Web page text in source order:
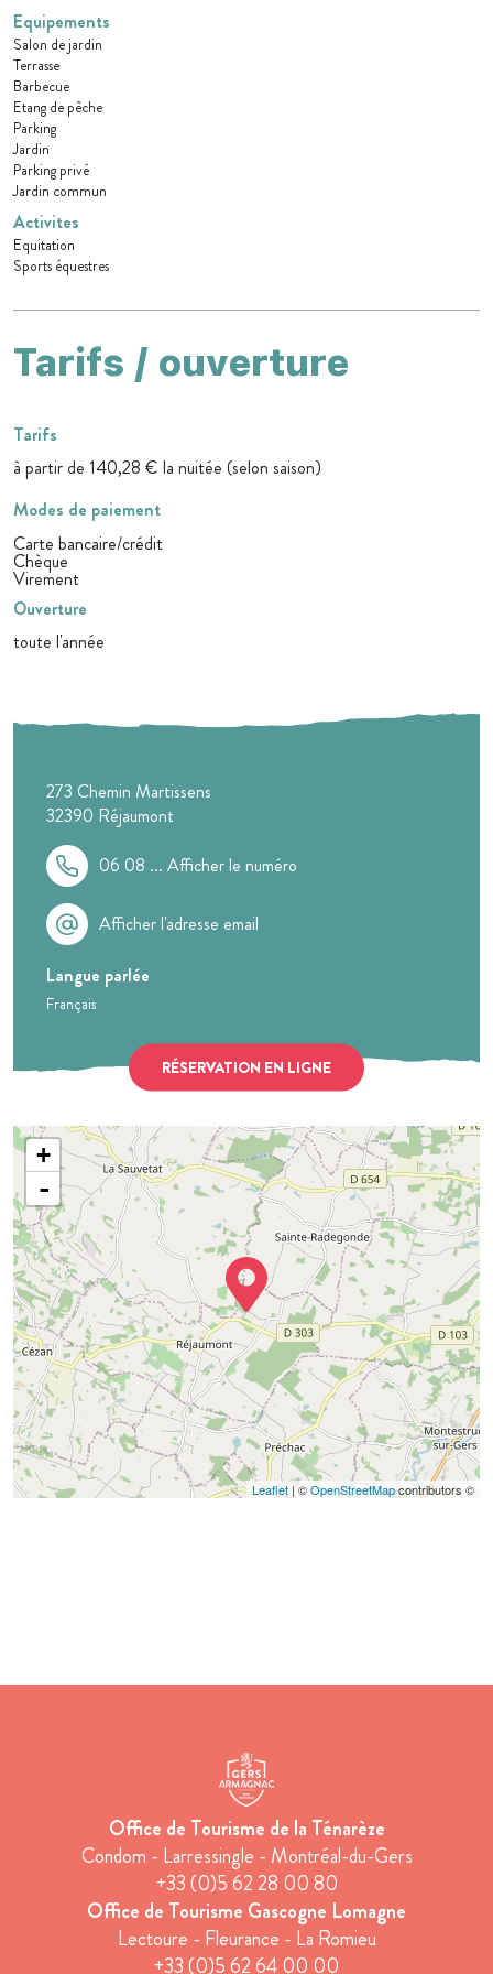
Equipements
Salon de jardin
Terrasse
Barbecue
Etang de pêche
Parking
Jardin
Parking privé
Jardin commun
Activites
Equitation
Sports équestres
Tarifs / ouverture
Tarifs
à partir de 140,28 € la nuitée (selon saison)
Modes de paiement
Carte bancaire/crédit
Chèque
Virement
Ouverture
toute l'année
273 Chemin Martissens
32390 Réjaumont
06 08 ... Afficher le numéro
Afficher l'adresse email
Langue parlée
Français
RÉSERVATION EN LIGNE
+
-
Leaflet | ©OpenStreetMapcontributors ©
Office de Tourisme de la Ténarèze
Condom - Larressingle - Montréal-du-Gers
+33 (0)5 62 28 00 80
Office de Tourisme Gascogne Lomagne
Lectoure - Fleurance - La Romieu
+33 (0)5 62 64 00 00